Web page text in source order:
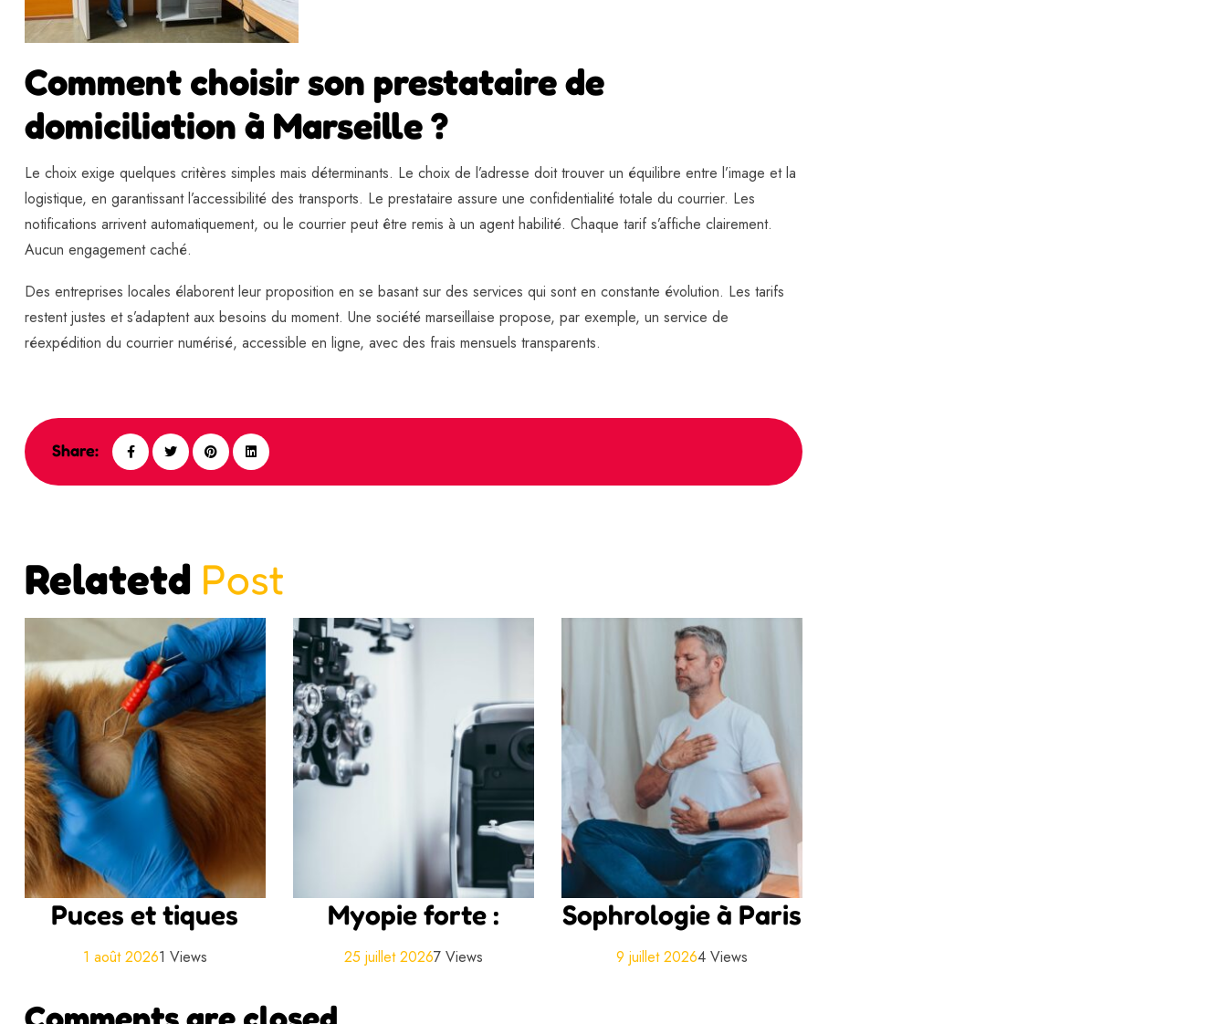
Comment choisir son prestataire de
domiciliation à Marseille ?
Le choix exige quelques critères simples mais déterminants. Le choix de l’adresse doit trouver un équilibre entre l’image et la
logistique, en garantissant l’accessibilité des transports. Le prestataire assure une confidentialité totale du courrier. Les
notifications arrivent automatiquement, ou le courrier peut être remis à un agent habilité. Chaque tarif s’affiche clairement.
Aucun engagement caché.
Des entreprises locales élaborent leur proposition en se basant sur des services qui sont en constante évolution. Les tarifs
restent justes et s’adaptent aux besoins du moment. Une société marseillaise propose, par exemple, un service de
réexpédition du courrier numérisé, accessible en ligne, avec des frais mensuels transparents.
Share:
Relatetd Post
Puces et tiques
1 août 20261 Views
Myopie forte :
25 juillet 20267 Views
Sophrologie à Paris
9 juillet 20264 Views